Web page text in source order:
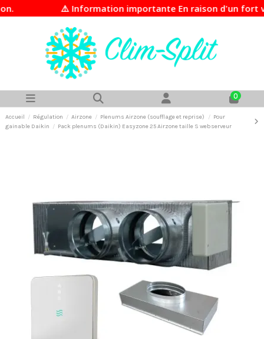
⚠️ Information importante En raison d'un fort volume
0
Accueil Régulation Airzone Plenums Airzone (soufflage et reprise)
Pour
gainable Daikin
Pack plenums (Daikin) Easyzone 25 Airzone taille S webserveur